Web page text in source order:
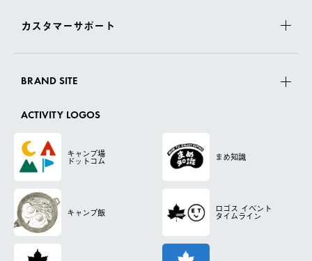
カスタマーサポート
BRAND SITE
ACTIVITY LOGOS
キャンプ場
ドットコム まめ知識
キャンプ飯 ロゴス イベント
タイムライン